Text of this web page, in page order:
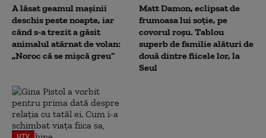
A lăsat geamul mașinii
deschis peste noapte, iar
când s-a trezit a găsit
animalul atârnat de volan:
„Noroc că se mișcă greu”
Matt Damon, eclipsat de
frumoasa lui soție, pe
covorul roșu. Tablou
superb de familie alături de
două dintre fiicele lor, la
Seul
UTV